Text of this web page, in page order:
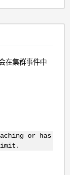
在集群事件中
or has
limit.